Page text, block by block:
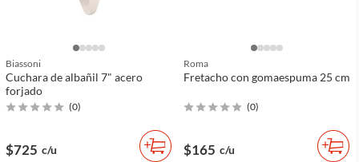
Biassoni
Cuchara de albañil 7" acero
forjado
(0)
$725 c/u
Roma
Fretacho con gomaespuma 25 cm
(0)
$165 c/u